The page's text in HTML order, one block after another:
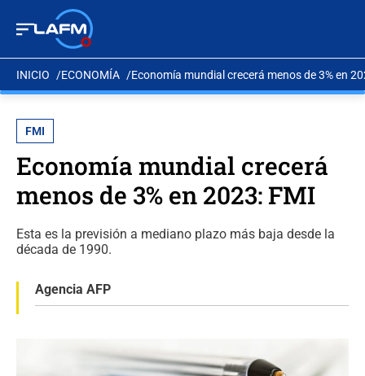
INICIO ECONOMÍA Economía mundial crecerá menos de 3% en
FMI
Economía mundial crecerá
menos de 3% en 2023: FMI
Esta es la previsión a mediano plazo más baja desde la
década de 1990.
Agencia AFP